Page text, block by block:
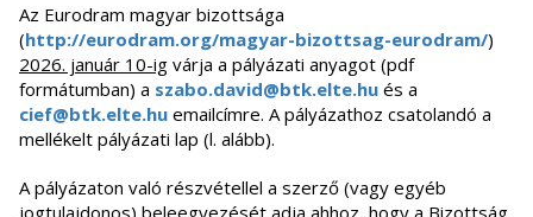
Az Eurodram magyar bizottsága
(http://eurodram.org/magyar-bizottsag-eurodram/)
2026. január 10-ig várja a pályázati anyagot (pdf
formátumban) a szabo.david@btk.elte.hu és a
cief@btk.elte.hu emailcímre. A pályázathoz csatolandó a
mellékelt pályázati lap (l. alább).
A pályázaton való részvétellel a szerző (vagy egyéb